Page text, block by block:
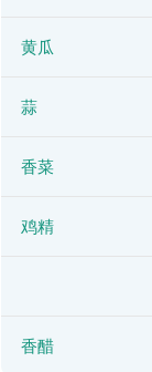
黄瓜
蒜
香菜
鸡精
香醋